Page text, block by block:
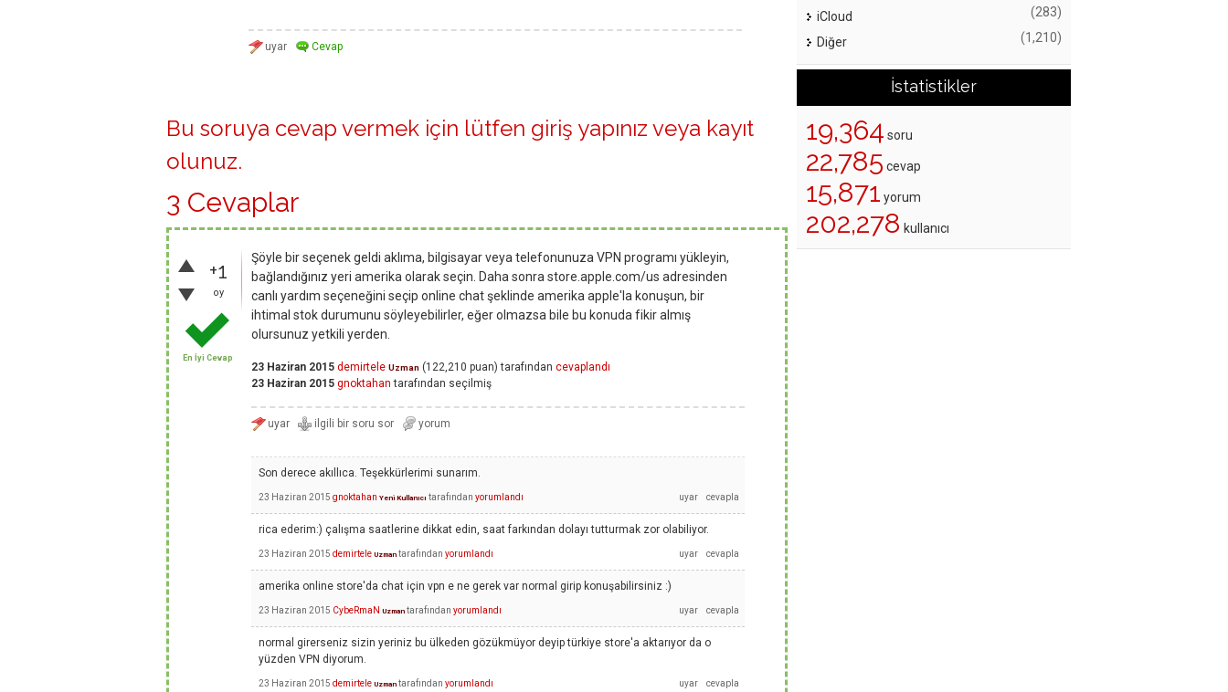
Bu soruya cevap vermek için lütfen giriş yapınız veya kayıt
olunuz.
3 Cevaplar
+1
oy
En İyi Cevap
Şöyle bir seçenek geldi aklıma, bilgisayar veya telefonunuza VPN programı yükleyin,
bağlandığınız yeri amerika olarak seçin. Daha sonra store.apple.com/us adresinden
canlı yardım seçeneğini seçip online chat şeklinde amerika apple'la konuşun, bir
ihtimal stok durumunu söyleyebilirler, eğer olmazsa bile bu konuda fikir almış
olursunuz yetkili yerden.
23 Haziran 2015 demirtele Uzman (122,210 puan) tarafından cevaplandı
23 Haziran 2015 gnoktahan tarafından seçilmiş
Son derece akıllıca. Teşekkürlerimi sunarım.
23 Haziran 2015 gnoktahan Yeni Kullanıcı tarafından yorumlandı
rica ederim:) çalışma saatlerine dikkat edin, saat farkından dolayı tutturmak zor olabiliyor.
23 Haziran 2015 demirtele Uzman tarafından yorumlandı
amerika online store'da chat için vpn e ne gerek var normal girip konuşabilirsiniz :)
23 Haziran 2015 CybeRmaN Uzman tarafından yorumlandı
normal girerseniz sizin yeriniz bu ülkeden gözükmüyor deyip türkiye store'a aktarıyor da o
yüzden VPN diyorum.
23 Haziran 2015 demirtele Uzman tarafından yorumlandı
iCloud (283)
Diğer (1,210)
İstatistikler
19,364 soru
22,785 cevap
15,871 yorum
202,278 kullanıcı